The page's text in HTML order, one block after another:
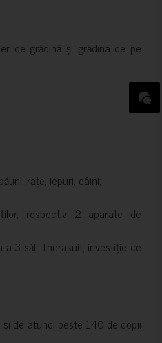
de grădină și grădina de pe
rațe, iepuri, câini;
respectiv 2 aparate de
3 săli Therasuit, investiție ce
de atunci peste 140 de copii